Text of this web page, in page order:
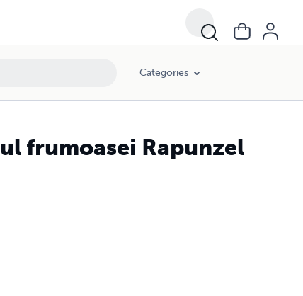
Categories
frumoasei Rapunzel